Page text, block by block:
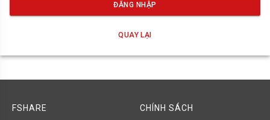
ĐĂNG NHẬP
QUAY LẠI
FSHARE
CHÍNH SÁCH